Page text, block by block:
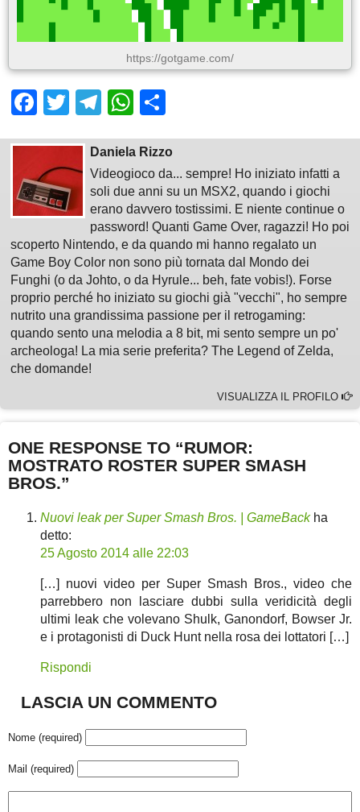
https://gotgame.com/
Facebook
TwitterTelegram
WhatsApp
Daniela Rizzo
Videogioco da... sempre! Ho iniziato infatti a
soli due anni su un MSX2, quando i giochi
erano davvero tostissimi. E niente continue o
password! Quanti Game Over, ragazzi! Ho poi
scoperto Nintendo, e da quando mi hanno regalato un
Game Boy Color non sono più tornata dal Mondo dei
Funghi (o da Johto, o da Hyrule... beh, fate vobis!). Forse
proprio perché ho iniziato su giochi già "vecchi", ho sempre
nutrito una grandissima passione per il retrogaming:
quando sento una melodia a 8 bit, mi sento sempre un po'
archeologa! La mia serie preferita? The Legend of Zelda,
che domande!
VISUALIZZA IL PROFILO
ONE RESPONSE TO “RUMOR:
MOSTRATO ROSTER SUPER SMASH
BROS.”
Nuovi leak per Super Smash Bros. | GameBack ha
detto:
25 Agosto 2014 alle 22:03
[…] nuovi video per Super Smash Bros., video che
parrebbero non lasciare dubbi sulla veridicità degli
ultimi leak che volevano Shulk, Ganondorf, Bowser Jr.
e i protagonisti di Duck Hunt nella rosa dei lottatori […]
Rispondi
LASCIA UN COMMENTO
Nome (required)
Mail (required)